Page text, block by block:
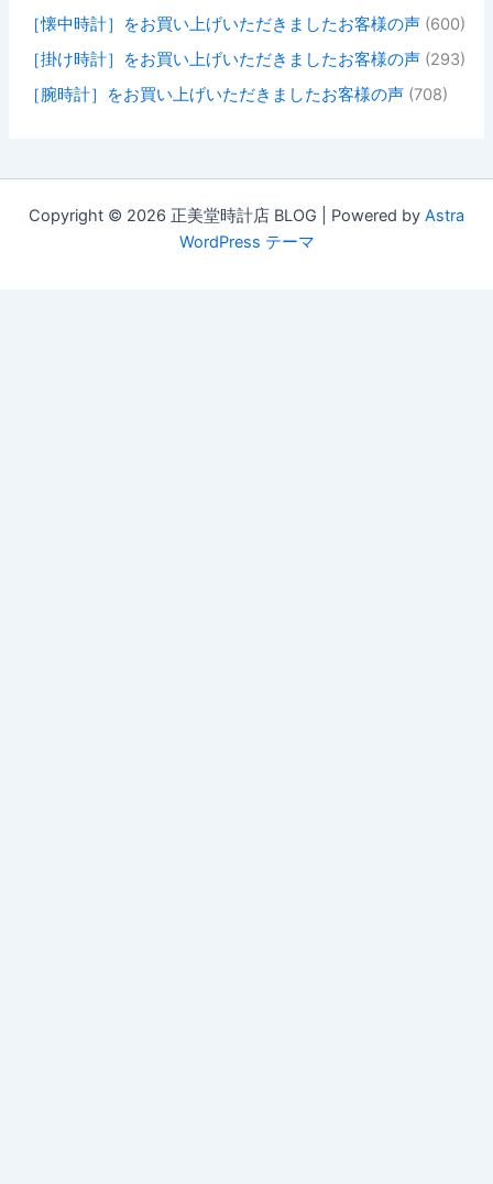
［懐中時計］をお買い上げいただきましたお客様の声 (600)
［掛け時計］をお買い上げいただきましたお客様の声 (293)
［腕時計］をお買い上げいただきましたお客様の声 (708)
Copyright © 2026 正美堂時計店 BLOG | Powered by Astra
WordPress テーマ